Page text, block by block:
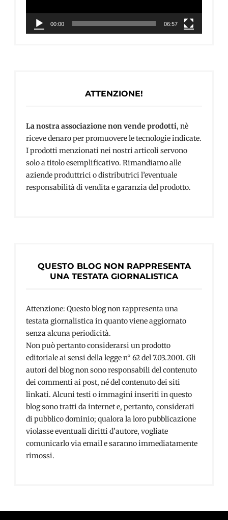
00:00 06:57
ATTENZIONE!
La nostra associazione non vende prodotti, nè
riceve denaro per promuovere le tecnologie indicate.
I prodotti menzionati nei nostri articoli servono
solo a titolo esemplificativo. Rimandiamo alle
aziende produttrici o distributrici l’eventuale
responsabilità di vendita e garanzia del prodotto.
QUESTO BLOG NON RAPPRESENTA
UNA TESTATA GIORNALISTICA
Attenzione: Questo blog non rappresenta una
testata giornalistica in quanto viene aggiornato
senza alcuna periodicità.
Non può pertanto considerarsi un prodotto
editoriale ai sensi della legge n° 62 del 7.03.2001. Gli
autori del blog non sono responsabili del contenuto
dei commenti ai post, né del contenuto dei siti
linkati. Alcuni testi o immagini inseriti in questo
blog sono tratti da internet e, pertanto, considerati
di pubblico dominio; qualora la loro pubblicazione
violasse eventuali diritti d’autore, vogliate
comunicarlo via email e saranno immediatamente
rimossi.